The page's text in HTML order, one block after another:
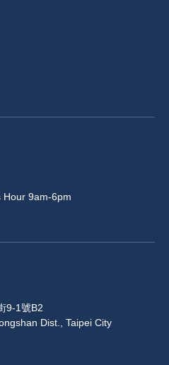
Hour 9am-6pm
9-1號B2
Dist., Taipei City